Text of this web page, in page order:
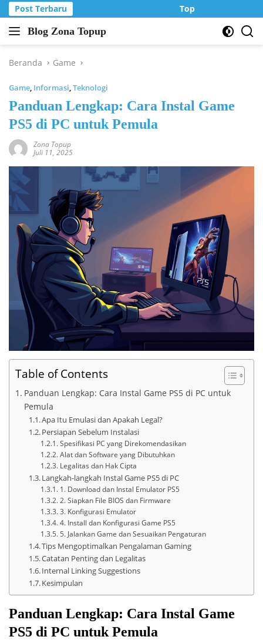
Langsung
ke
konten
Post Terbaru Top Up Murah di
Blog Zona Topup
Tips
Trik
game
online
Beranda Game
Game, Informasi,Teknologi
Panduan Lengkap: Cara Instal Game
PS5 di PC untuk Pemula
Zona Topup
Juli 11, 2025
Table of Contents
Panduan Lengkap: Cara Instal Game PS5 di PC untuk
Pemula
Apa Itu Emulasi dan Apakah Legal?
Persiapan Sebelum Instalasi
Spesifikasi PC yang Direkomendasikan
Alat dan Software yang Dibutuhkan
Legalitas dan Hak Cipta
Langkah-langkah Instal Game PS5 di PC
1. Download dan Instal Emulator PS5
2. Siapkan File BIOS dan Firmware
3. Konfigurasi Emulator
4. Install dan Konfigurasi Game PS5
5. Jalankan Game dan Sesuaikan Pengaturan
Tips Mengoptimalkan Pengalaman Gaming
Catatan Penting dan Legalitas
Internal Linking Suggestions
Kesimpulan
Panduan Lengkap: Cara Instal Game
PS5 di PC untuk Pemula